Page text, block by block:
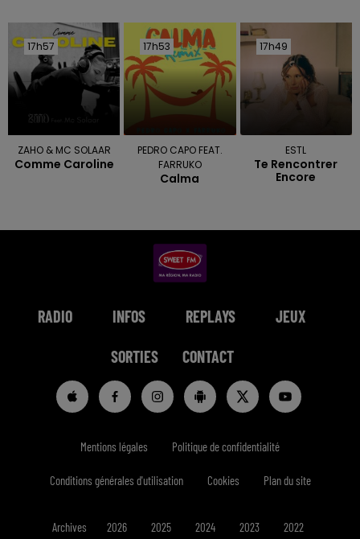
17h57
17h57
ZAHO & MC SOLAAR
Comme Caroline
17h53
17h53
PEDRO CAPO FEAT.
FARRUKO
Calma
17h49
17h49
ESTL
Te Rencontrer
Encore
RADIO INFOS REPLAYS JEUX
SORTIES CONTACT
Mentions légales Politique de confidentialité
Conditions générales d'utilisation Cookies Plan du site
Archives 2026 2025 2024 2023 2022